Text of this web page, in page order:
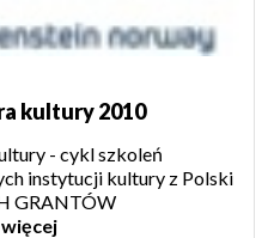
kultury 2010
- cykl szkoleń
instytucji kultury z Polski
GRANTÓW
więcej